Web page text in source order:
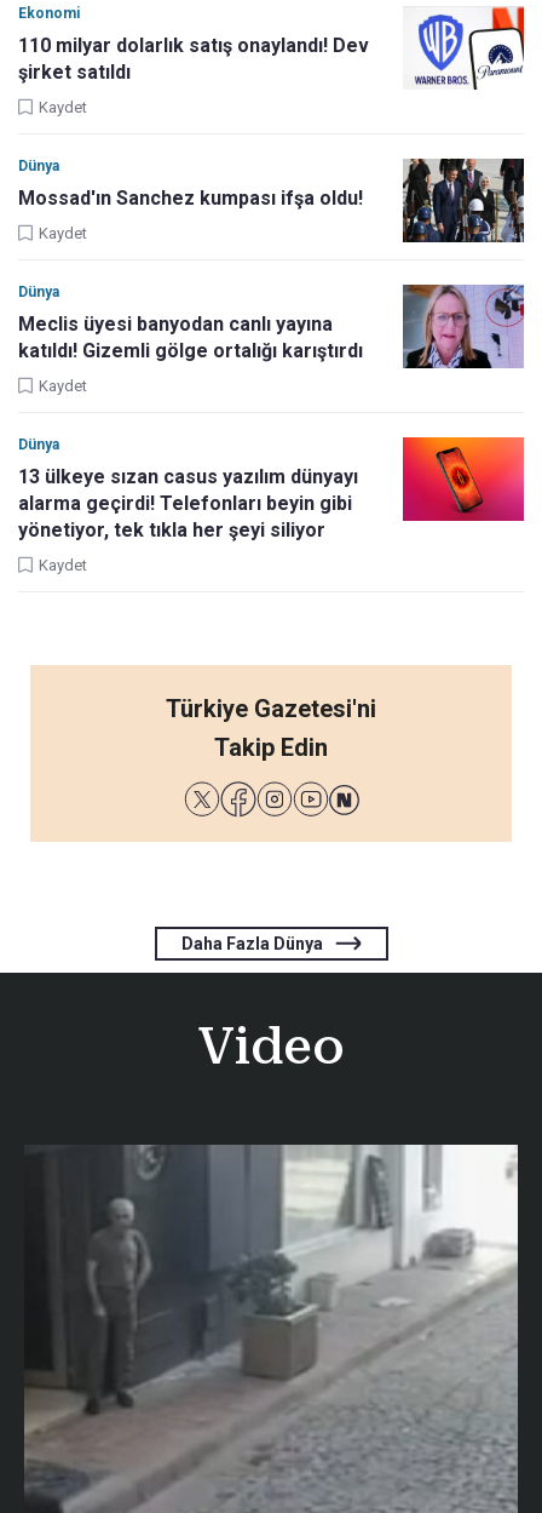
Ekonomi
110 milyar dolarlık satış onaylandı! Dev
şirket satıldı
Kaydet
Dünya
Mossad'ın Sanchez kumpası ifşa oldu!
Kaydet
Dünya
Meclis üyesi banyodan canlı yayına
katıldı! Gizemli gölge ortalığı karıştırdı
Kaydet
Dünya
13 ülkeye sızan casus yazılım dünyayı
alarma geçirdi! Telefonları beyin gibi
yönetiyor, tek tıkla her şeyi siliyor
Kaydet
Türkiye Gazetesi'ni
Takip Edin
Daha Fazla Dünya
Video